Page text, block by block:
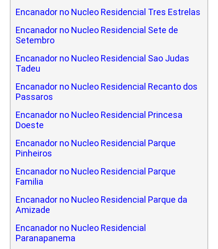
Encanador no Nucleo Residencial Tres Estrelas
Encanador no Nucleo Residencial Sete de
Setembro
Encanador no Nucleo Residencial Sao Judas
Tadeu
Encanador no Nucleo Residencial Recanto dos
Passaros
Encanador no Nucleo Residencial Princesa
Doeste
Encanador no Nucleo Residencial Parque
Pinheiros
Encanador no Nucleo Residencial Parque
Familia
Encanador no Nucleo Residencial Parque da
Amizade
Encanador no Nucleo Residencial
Paranapanema